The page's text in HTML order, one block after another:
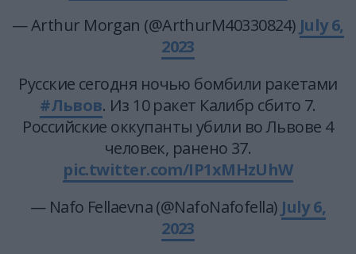
— Arthur Morgan (@ArthurM40330824) July 6,
2023
Русские сегодня ночью бомбили ракетами
#Львов. Из 10 ракет Калибр сбито 7.
Российские оккупанты убили во Львове 4
человек, ранено 37.
pic.twitter.com/IP1xMHzUhW
— Nafo Fellaevna (@NafoNafofella) July 6,
2023